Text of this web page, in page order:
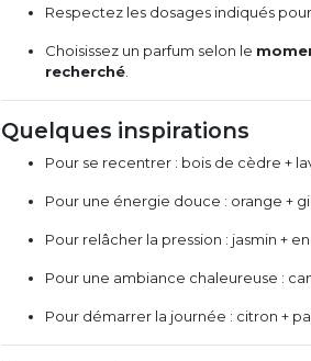
Respectez les dosages indiqués
Choisissez un parfum selon le
recherché
Quelques inspirations
Pour se recentrer : bois de cèdre +
Pour une énergie douce : orange +
Pour relâcher la pression : jasmin +
Pour une ambiance chaleureuse :
Pour démarrer la journée : citron +